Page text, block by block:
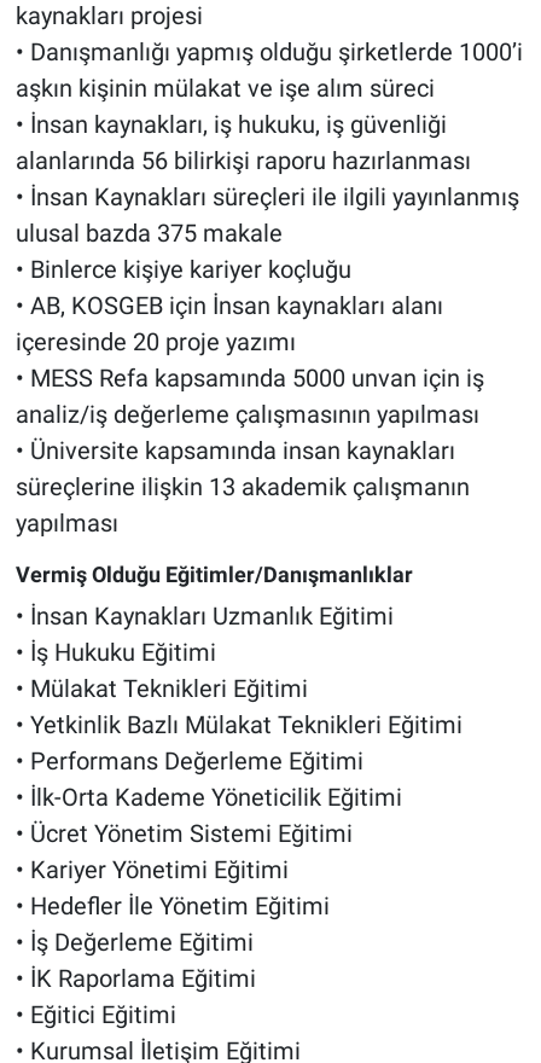
kaynakları projesi
• Danışmanlığı yapmış olduğu şirketlerde 1000’i
aşkın kişinin mülakat ve işe alım süreci
• İnsan kaynakları, iş hukuku, iş güvenliği
alanlarında 56 bilirkişi raporu hazırlanması
• İnsan Kaynakları süreçleri ile ilgili yayınlanmış
ulusal bazda 375 makale
• Binlerce kişiye kariyer koçluğu
• AB, KOSGEB için İnsan kaynakları alanı
içeresinde 20 proje yazımı
• MESS Refa kapsamında 5000 unvan için iş
analiz/iş değerleme çalışmasının yapılması
• Üniversite kapsamında insan kaynakları
süreçlerine ilişkin 13 akademik çalışmanın
yapılması
Vermiş Olduğu Eğitimler/Danışmanlıklar
• İnsan Kaynakları Uzmanlık Eğitimi
• İş Hukuku Eğitimi
• Mülakat Teknikleri Eğitimi
• Yetkinlik Bazlı Mülakat Teknikleri Eğitimi
• Performans Değerleme Eğitimi
• İlk-Orta Kademe Yöneticilik Eğitimi
• Ücret Yönetim Sistemi Eğitimi
• Kariyer Yönetimi Eğitimi
• Hedefler İle Yönetim Eğitimi
• İş Değerleme Eğitimi
• İK Raporlama Eğitimi
• Eğitici Eğitimi
• Kurumsal İletişim Eğitimi